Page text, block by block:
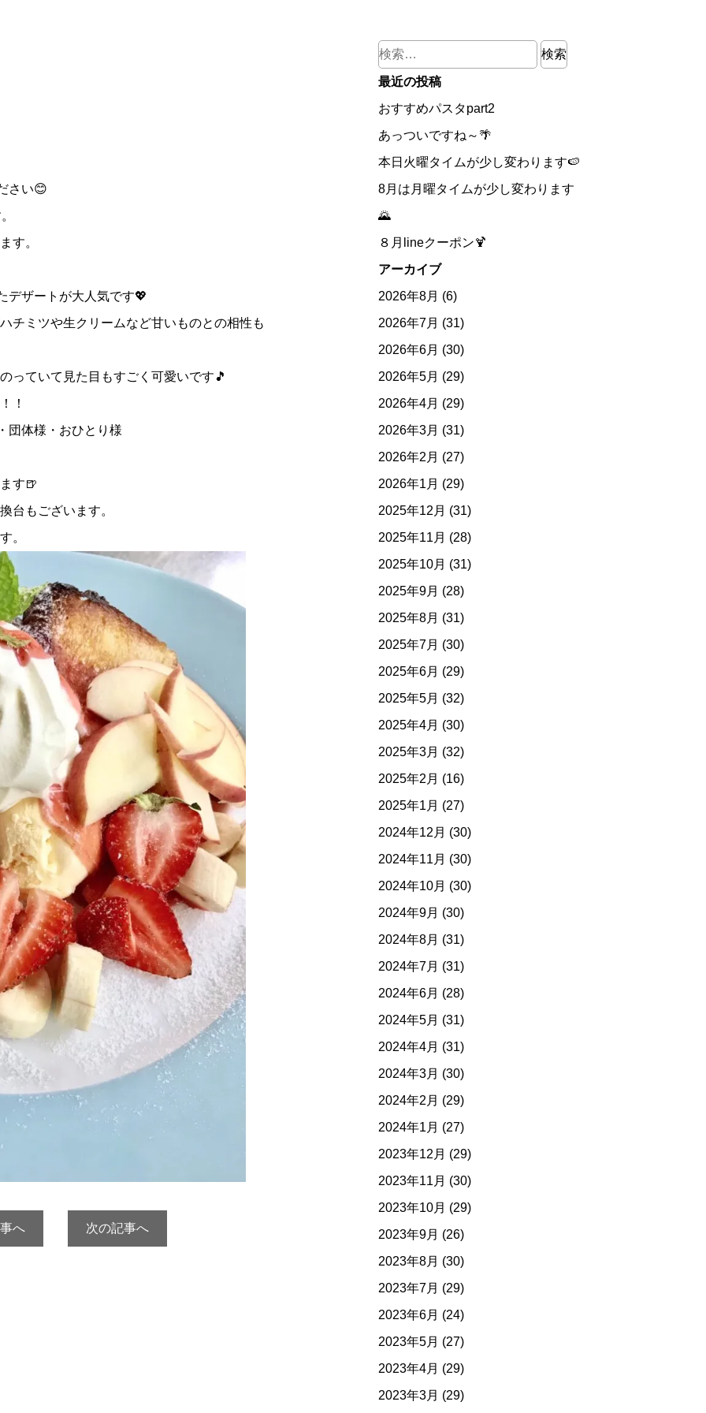
さい😊
す。
デザートが大人気です💖
チミツや生クリームなど甘いものとの相性も
っていて見た目もすごく可愛いです🎵
！
団体様・おひとり様
す🍺
台もございます。
。
へ 次の記事へ
検
索:
最近の投稿
おすすめパスタpart2
あっついですね～🌴
本日火曜タイムが少し変わります🍉
8月は月曜タイムが少し変わります
🌄
８月lineクーポン🍹
アーカイブ
2026年8月 (6)
2026年7月 (31)
2026年6月 (30)
2026年5月 (29)
2026年4月 (29)
2026年3月 (31)
2026年2月 (27)
2026年1月 (29)
2025年12月 (31)
2025年11月 (28)
2025年10月 (31)
2025年9月 (28)
2025年8月 (31)
2025年7月 (30)
2025年6月 (29)
2025年5月 (32)
2025年4月 (30)
2025年3月 (32)
2025年2月 (16)
2025年1月 (27)
2024年12月 (30)
2024年11月 (30)
2024年10月 (30)
2024年9月 (30)
2024年8月 (31)
2024年7月 (31)
2024年6月 (28)
2024年5月 (31)
2024年4月 (31)
2024年3月 (30)
2024年2月 (29)
2024年1月 (27)
2023年12月 (29)
2023年11月 (30)
2023年10月 (29)
2023年9月 (26)
2023年8月 (30)
2023年7月 (29)
2023年6月 (24)
2023年5月 (27)
2023年4月 (29)
2023年3月 (29)